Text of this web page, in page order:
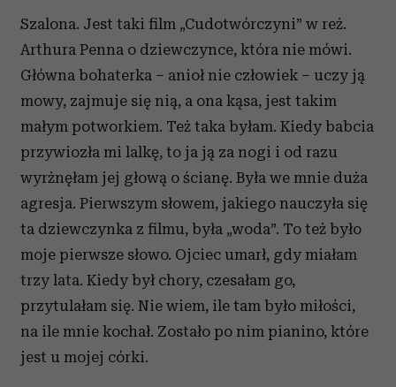
Szalona. Jest taki film „Cudotwórczyni” w reż.
Arthura Penna o dziewczynce, która nie mówi.
Główna bohaterka – anioł nie człowiek – uczy ją
mowy, zajmuje się nią, a ona kąsa, jest takim
małym potworkiem. Też taka byłam. Kiedy babcia
przywiozła mi lalkę, to ja ją za nogi i od razu
wyrżnęłam jej głową o ścianę. Była we mnie duża
agresja. Pierwszym słowem, jakiego nauczyła się
ta dziewczynka z filmu, była „woda”. To też było
moje pierwsze słowo. Ojciec umarł, gdy miałam
trzy lata. Kiedy był chory, czesałam go,
przytulałam się. Nie wiem, ile tam było miłości,
na ile mnie kochał. Zostało po nim pianino, które
jest u mojej córki.